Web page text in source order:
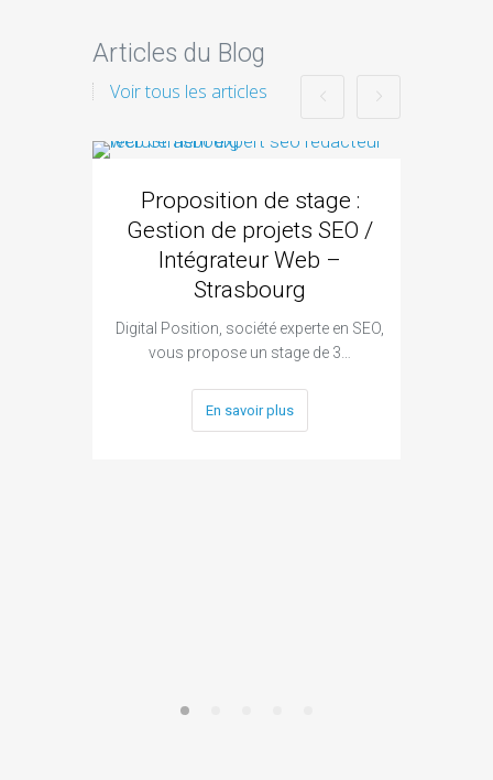
Articles du Blog
Voir tous les articles
Proposition de stage :
Gestion de projets SEO /
Intégrateur Web –
Strasbourg
Digital Position, société experte en SEO,
vous propose un stage de 3…
En savoir plus